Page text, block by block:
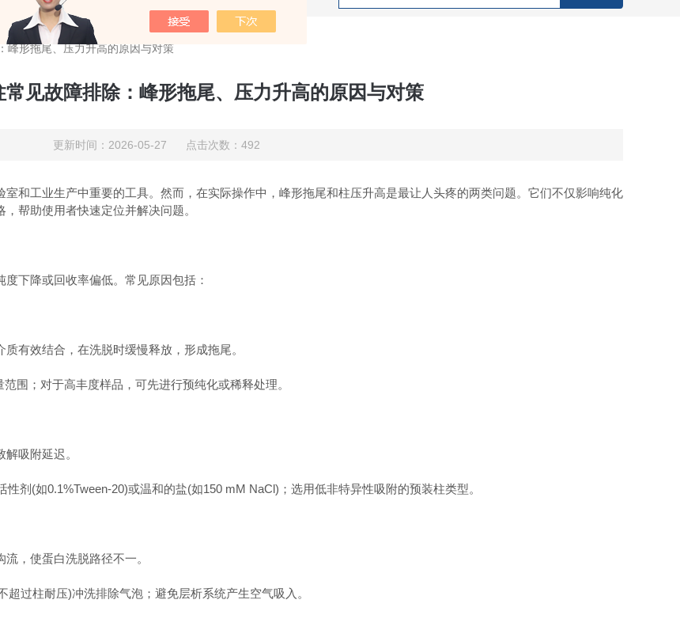
峰形拖尾、压力升高的原因与对策
见故障排除：峰形拖尾、压力升高的原因与对策
更新时间：2026-05-27 点击次数：492
和工业生产中重要的工具。然而，在实际操作中，峰形拖尾和柱压升高是最让人头疼的两类问题。它们不仅影响纯化
帮助使用者快速定位并解决问题。
下降或回收率偏低。常见原因包括：
效结合，在洗脱时缓慢释放，形成拖尾。
；对于高丰度样品，可先进行预纯化或稀释处理。
吸附延迟。
(如0.1%Tween-20)或温和的盐(如150 mM NaCl)；选用低非特异性吸附的预装柱类型。
，使蛋白洗脱路径不一。
柱耐压)冲洗排除气泡；避免层析系统产生空气吸入。